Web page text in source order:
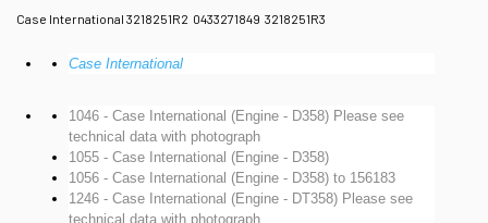
Case International 3218251R2 0433271849 3218251R3
Case International
1046 - Case International (Engine - D358) Please see
technical data with photograph
1055 - Case International (Engine - D358)
1056 - Case International (Engine - D358) to 156183
1246 - Case International (Engine - DT358) Please see
technical data with photograph